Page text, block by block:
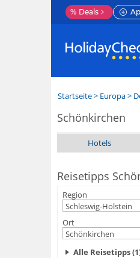
% Deals
Startseite> Europa>
Schönkirchen
Hotels
Reisetipps
Region
Ort
Alle Reisetipps